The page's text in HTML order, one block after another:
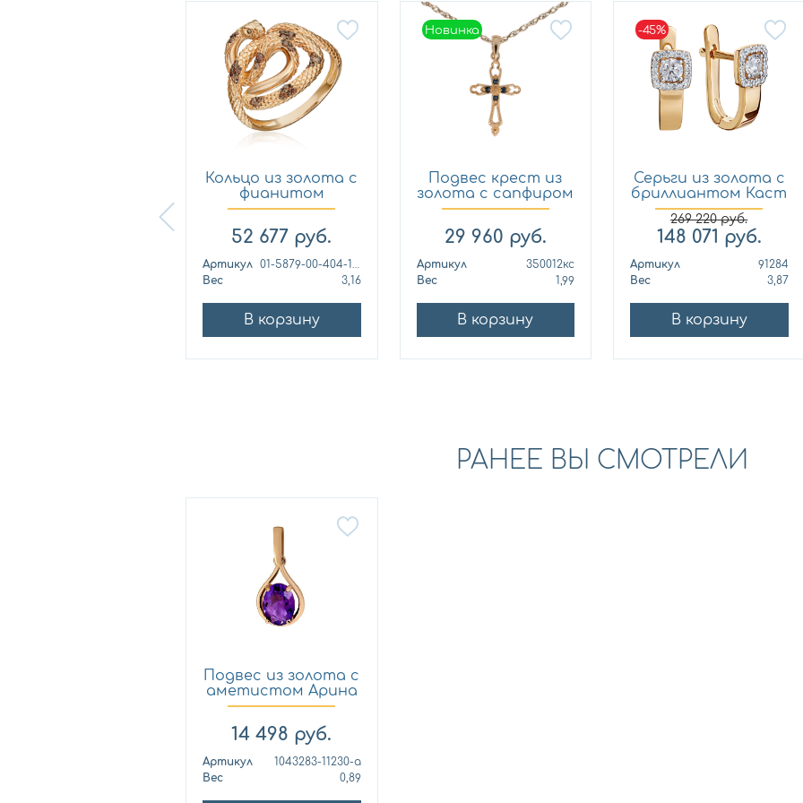
Кольцо из золота с
фианитом
Платина 0...
52 677 руб.
Артикул
01-5879-00-404-1110
Вес
3,16
В корзину
Новинка
Новинка
Подвес крест из
золота с сапфиром
Кло...
29 960 руб.
Артикул
350012кс
Вес
1,99
В корзину
-45%
Серьги из золота с
бриллиантом Каст
ю...
269 220руб.
148 071 руб.
Артикул
91284
Вес
3,87
В корзину
РАНЕЕ ВЫ СМОТРЕЛИ
Подвес из золота с
аметистом Арина
10...
14 498 руб.
Артикул
1043283-11230-a
Вес
0,89